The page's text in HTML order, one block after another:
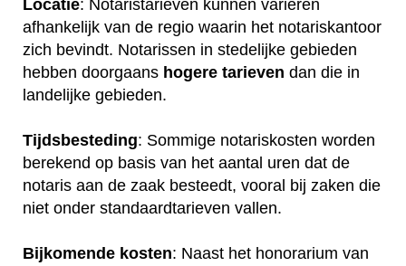
Locatie: Notaristarieven kunnen variëren
afhankelijk van de regio waarin het notariskantoor
zich bevindt. Notarissen in stedelijke gebieden
hebben doorgaans hogere tarieven dan die in
landelijke gebieden.
Tijdsbesteding: Sommige notariskosten worden
berekend op basis van het aantal uren dat de
notaris aan de zaak besteedt, vooral bij zaken die
niet onder standaardtarieven vallen.
Bijkomende kosten: Naast het honorarium van